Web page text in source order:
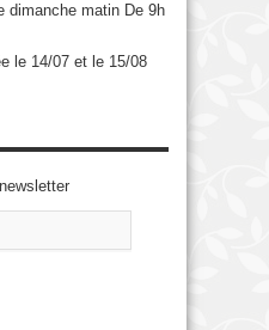
dimanche matin De 9h
le 14/07 et le 15/08